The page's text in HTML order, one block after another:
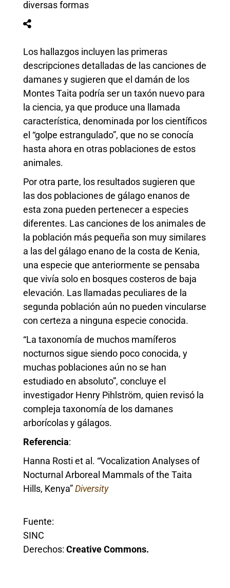
diversas formas
Los hallazgos incluyen las primeras
descripciones detalladas de las canciones de
damanes y sugieren que el damán de los
Montes Taita podría ser un taxón nuevo para
la ciencia, ya que produce una llamada
característica, denominada por los científicos
el “golpe estrangulado”, que no se conocía
hasta ahora en otras poblaciones de estos
animales.
Por otra parte, los resultados sugieren que
las dos poblaciones de gálago enanos de
esta zona pueden pertenecer a especies
diferentes. Las canciones de los animales de
la población más pequeña son muy similares
a las del gálago enano de la costa de Kenia,
una especie que anteriormente se pensaba
que vivía solo en bosques costeros de baja
elevación. Las llamadas peculiares de la
segunda población aún no pueden vincularse
con certeza a ninguna especie conocida.
“La taxonomía de muchos mamíferos
nocturnos sigue siendo poco conocida, y
muchas poblaciones aún no se han
estudiado en absoluto”, concluye el
investigador Henry Pihlström, quien revisó la
compleja taxonomía de los damanes
arborícolas y gálagos.
Referencia:
Hanna Rosti et al. “Vocalization Analyses of
Nocturnal Arboreal Mammals of the Taita
Hills, Kenya”Diversity
Fuente:
SINC
Derechos: Creative Commons.